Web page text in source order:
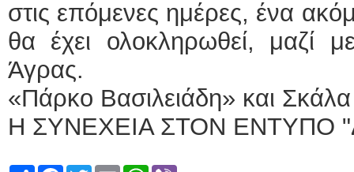
στις επόμενες ημέρες, ένα
θα έχει ολοκληρωθεί, μαζί
Άγρας.
«Πάρκο Βασιλειάδη» και
Η ΣΥΝΕΧΕΙΑ ΣΤΟΝ ΕΝΤΥΠΟ